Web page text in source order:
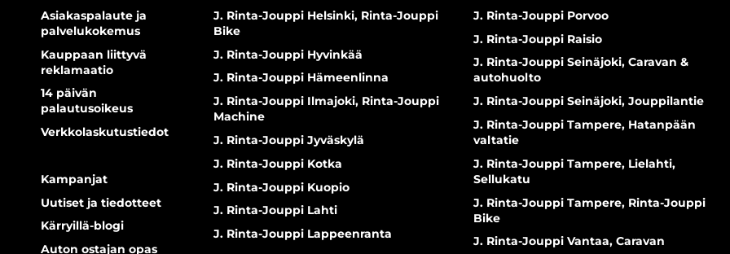
Asiakaspalaute ja
palvelukokemus
Kauppaan liittyvä
reklamaatio
14 päivän
palautusoikeus
Verkkolaskutustiedot
Kampanjat
Uutiset ja tiedotteet
Kärryillä-blogi
Auton ostajan opas
J. Rinta-Jouppi Helsinki, Rinta-Jouppi
Bike
J. Rinta-Jouppi Hyvinkää
J. Rinta-Jouppi Hämeenlinna
J. Rinta-Jouppi Ilmajoki, Rinta-Jouppi
Machine
J. Rinta-Jouppi Jyväskylä
J. Rinta-Jouppi Kotka
J. Rinta-Jouppi Kuopio
J. Rinta-Jouppi Lahti
J. Rinta-Jouppi Lappeenranta
J. Rinta-Jouppi Porvoo
J. Rinta-Jouppi Raisio
J. Rinta-Jouppi Seinäjoki, Caravan &
autohuolto
J. Rinta-Jouppi Seinäjoki, Jouppilantie
J. Rinta-Jouppi Tampere, Hatanpään
valtatie
J. Rinta-Jouppi Tampere, Lielahti,
Sellukatu
J. Rinta-Jouppi Tampere, Rinta-Jouppi
Bike
J. Rinta-Jouppi Vantaa, Caravan